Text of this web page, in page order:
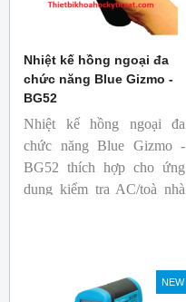
Nhiệt kế hồng ngoại đa
chức năng Blue Gizmo -
BG52
Nhiệt kế hồng ngoại đa
chức năng Blue Gizmo -
BG52 thích hợp cho ứng
dụng kiểm tra AC/toà nhà
NEW